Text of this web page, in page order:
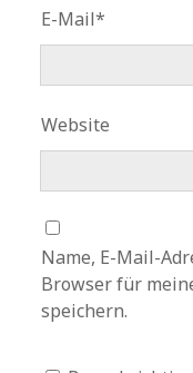
E-Mail*
Website
Name, E-Mail-
Browser für
speichern.